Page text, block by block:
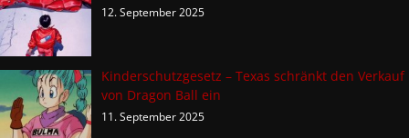
12. September 2025
Kinderschutzgesetz – Texas schränkt den Verkauf
von Dragon Ball ein
11. September 2025